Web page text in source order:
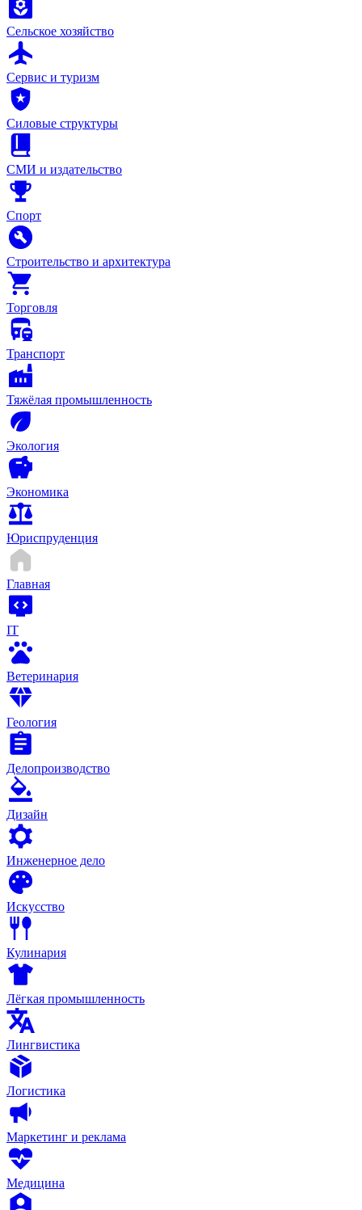
Сельское хозяйство
Сервис и туризм
Силовые структуры
СМИ и издательство
Спорт
Строительство и архитектура
Торговля
Транспорт
Тяжёлая промышленность
Экология
Экономика
Юриспруденция
Главная
IT
Ветеринария
Геология
Делопроизводство
Дизайн
Инженерное дело
Искусство
Кулинария
Лёгкая промышленность
Лингвистика
Логистика
Маркетинг и реклама
Медицина